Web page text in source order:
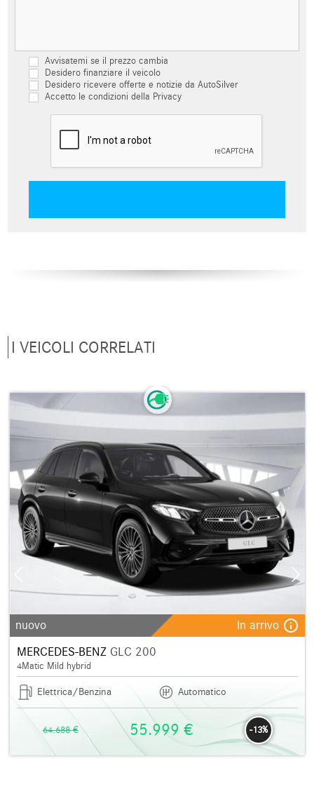
Avvisatemi se il prezzo cambia
Desidero finanziare il veicolo
Desidero ricevere offerte e notizie da AutoSilver
Accetto le condizioni della Privacy
I VEICOLI CORRELATI
nuovo In arrivo info_outline
MERCEDES-BENZGLC 200
4Matic Mild hybrid
Elettrica/Benzina Automatico
64.688 € -13%
55.999 €